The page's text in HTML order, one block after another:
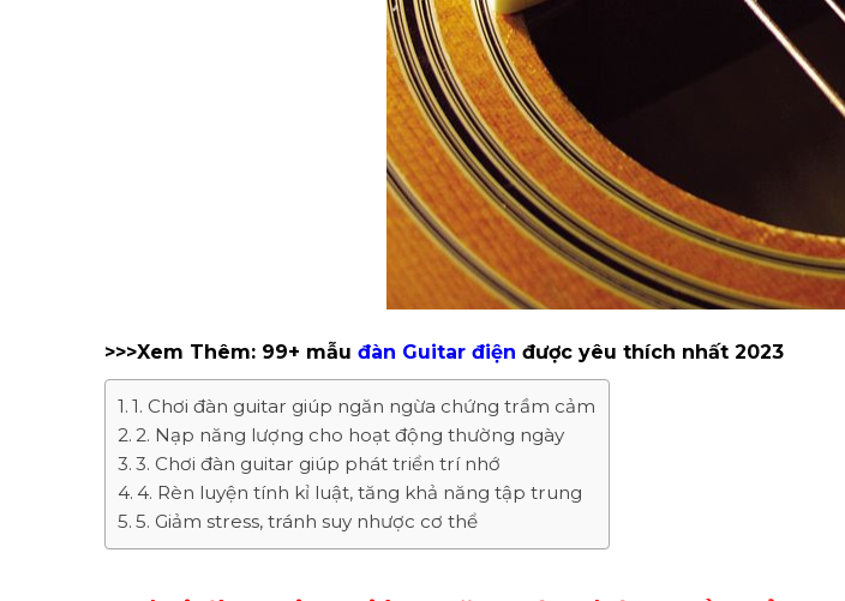
>>>Xem Thêm: 99+ mẫu đàn Guitar điện được yêu thích nhất 2023
1. Chơi đàn guitar giúp ngăn ngừa chứng trầm cảm
2. Nạp năng lượng cho hoạt động thường ngày
3. Chơi đàn guitar giúp phát triển trí nhớ
4. Rèn luyện tính kỉ luật, tăng khả năng tập trung
5. Giảm stress, tránh suy nhược cơ thể